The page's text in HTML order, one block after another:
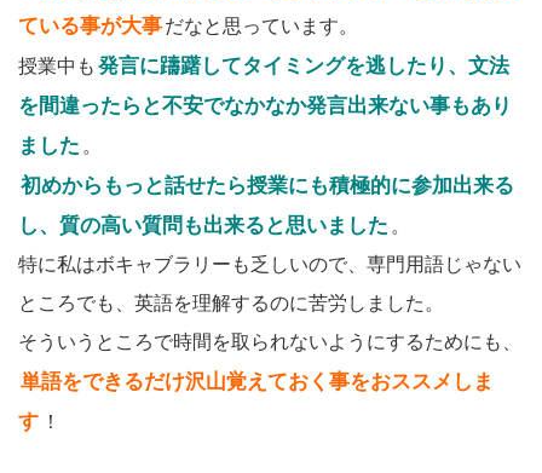
ている事が大事だなと思っています。
授業中も 発言に躊躇してタイミングを逃したり、文法
を間違ったらと不安でなかなか発言出来ない事もあり
ました 。
初めからもっと話せたら授業にも積極的に参加出来る
し、質の高い質問も出来ると思いました 。
特に私はボキャブラリーも乏しいので、専門用語じゃない
ところでも、英語を理解するのに苦労しました。
そういうところで時間を取られないようにするためにも、
単語をできるだけ沢山覚えておく事をおススメしま
す ！